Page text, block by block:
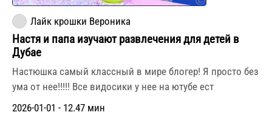
Лайк крошки Вероника
Настя и папа изучают развлечения для детей в
Дубае
Настюшка самый классный в мире блогер! Я просто без
ума от нее!!!!! Все видосики у нее на ютубе ест
2026-01-01 - 12.47 мин